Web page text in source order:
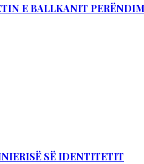
E BALLKANIT
SË IDENTITETIT